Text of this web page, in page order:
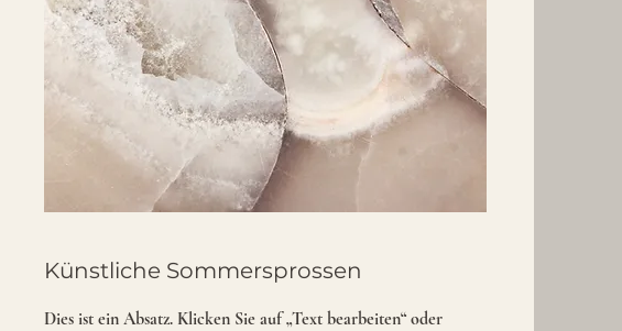
Künstliche Sommersprossen
Dies ist ein Absatz. Klicken Sie auf „Text bearbeiten“ oder